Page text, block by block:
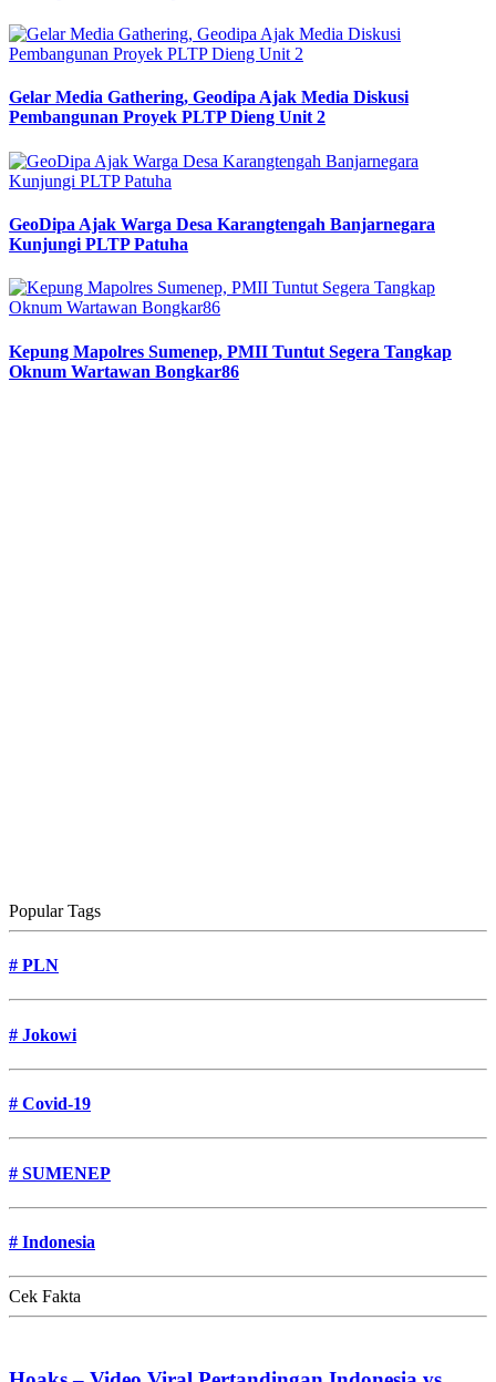
Gelar Media Gathering, Geodipa Ajak Media Diskusi
Pembangunan Proyek PLTP Dieng Unit 2
GeoDipa Ajak Warga Desa Karangtengah Banjarnegara
Kunjungi PLTP Patuha
Kepung Mapolres Sumenep, PMII Tuntut Segera Tangkap
Oknum Wartawan Bongkar86
Popular Tags
# PLN
# Jokowi
# Covid-19
# SUMENEP
# Indonesia
Cek Fakta